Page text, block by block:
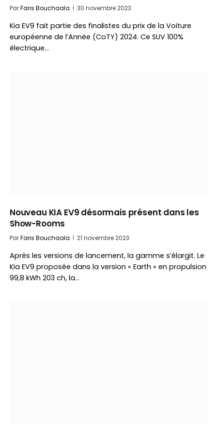
ParFaris Bouchaala 30 novembre 2023
Kia EV9 fait partie des finalistes du prix de la Voiture
européenne de l’Année (CoTY) 2024. Ce SUV 100%
électrique…
Nouveau KIA EV9 désormais présent dans les
Show-Rooms
ParFaris Bouchaala 21 novembre 2023
Après les versions de lancement, la gamme s’élargit. Le
Kia EV9 proposée dans la version « Earth » en propulsion
99,8 kWh 203 ch, la…